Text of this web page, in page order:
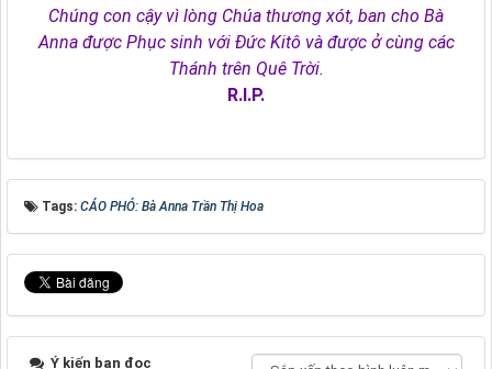
Chúng con cậy vì lòng Chúa thương xót, ban cho Bà
Anna được Phục sinh với Đức Kitô và được ở cùng các
Thánh trên Quê Trời.
R.I.P.
Tags: CÁO PHÓ: Bà Anna Trần Thị Hoa
Ý kiến bạn đọc